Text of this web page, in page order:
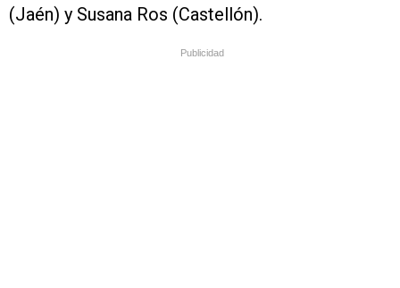
(Jaén) y Susana Ros (Castellón).
Publicidad